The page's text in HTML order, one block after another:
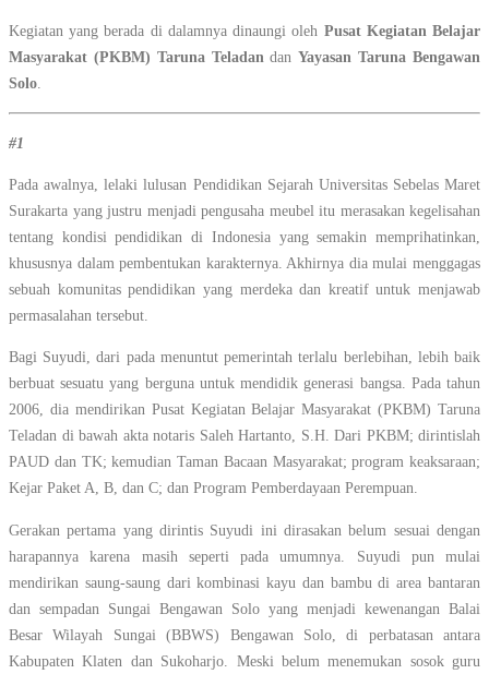
Kegiatan yang berada di dalamnya dinaungi oleh Pusat Kegiatan Belajar
Masyarakat (PKBM) Taruna TeladandanYayasan Taruna Bengawan
Solo.
#1
Pada awalnya, lelaki lulusan Pendidikan Sejarah Universitas Sebelas Maret
Surakarta yang justru menjadi pengusaha meubel itu merasakan kegelisahan
tentang kondisi pendidikan di Indonesia yang semakin memprihatinkan,
khususnya dalam pembentukan karakternya. Akhirnya dia mulai menggagas
sebuah komunitas pendidikan yang merdeka dan kreatif untuk menjawab
permasalahan tersebut.
Bagi Suyudi, dari pada menuntut pemerintah terlalu berlebihan, lebih baik
berbuat sesuatu yang berguna untuk mendidik generasi bangsa. Pada tahun
2006, dia mendirikan Pusat Kegiatan Belajar Masyarakat (PKBM) Taruna
Teladan di bawah akta notaris Saleh Hartanto, S.H. Dari PKBM; dirintislah
PAUD dan TK; kemudian Taman Bacaan Masyarakat; program keaksaraan;
Kejar Paket A, B, dan C; dan Program Pemberdayaan Perempuan.
Gerakan pertama yang dirintis Suyudi ini dirasakan belum sesuai dengan
harapannya karena masih seperti pada umumnya. Suyudi pun mulai
mendirikan saung-saung dari kombinasi kayu dan bambu di area bantaran
dan sempadan Sungai Bengawan Solo yang menjadi kewenangan Balai
Besar Wilayah Sungai (BBWS) Bengawan Solo, di perbatasan antara
Kabupaten Klaten dan Sukoharjo. Meski belum menemukan sosok guru